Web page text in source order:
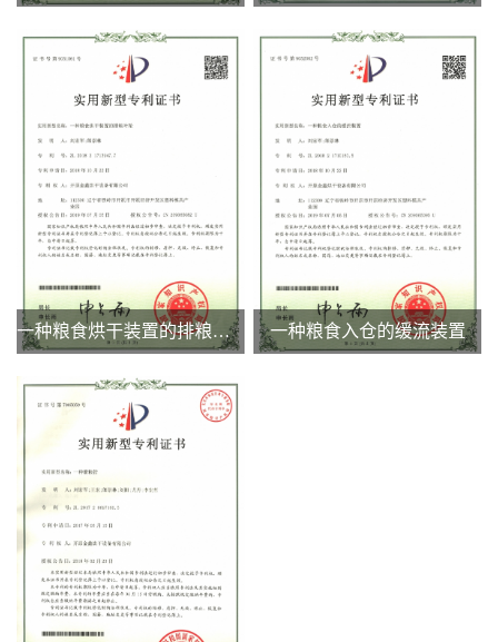
一种粮食烘干装置的排粮叶轮 一种粮食入仓的缓流装置